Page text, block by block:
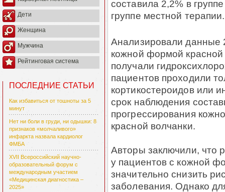
Дети
Женщина
Мужчина
Рейтинговая система
ПОСЛЕДНИЕ СТАТЬИ
Как избавиться от тошноты за 5
минут
Нет ни боли в груди, ни одышки: 8
признаков «молчаливого»
инфаркта назвала кардиолог
ФМБА
XVII Всероссийский научно-
образовательный форум с
международным участием
«Медицинская диагностика –
2025»
составила 2,2% в
группе местной терапии.
Анализировали данные
кожной формой красной
получали
пациентов проходили
кортикостероидов или
срок наблюдения
прогрессирования
красной волчанки.
Авторы заключили, что
у пациентов с кожной
значительно снизить
заболевания. Однако